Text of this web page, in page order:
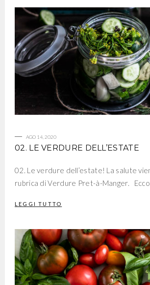
AGO 14, 2020
02. LE VERDURE DELL’ESTATE
02. Le verdure dell’estate! La salute
rubrica di Verdure Pret-à-Manger.
LEGGI TUTTO